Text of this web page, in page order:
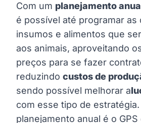
Com um planejamento
é possível até programar as
insumos e alimentos que
aos animais, aproveitando
preços para se fazer
reduzindo custos de
sendo possível melhorar a
com esse tipo de
planejamento anual é o GPS